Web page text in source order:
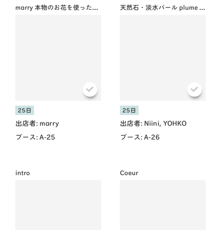
marry 本物のお花を使ったアクセサリー
25日
出店者: marry
ブース: A-25
天然石・淡水パール plume dolce
25日
出店者: Niini, YOHKO
ブース: A-26
intro Coeur